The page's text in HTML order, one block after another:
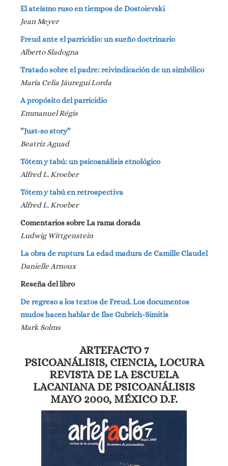
El ateísmo ruso en tiempos de Dostoievski
Jean Meyer
Freud ante el parricidio: un sueño doctrinario
Alberto Sladogna
Tratado sobre el padre: reivindicación de un simbólico
María Celia Jáuregui Lorda
A propósito del parricidio
Emmanuel Régis
”Just-so story”
Beatriz Aguad
Tótem y tabú: un psicoanálisis etnológico
Alfred L. Kroeber
Tótem y tabú en retrospectiva
Alfred L. Kroeber
Comentarios sobre La rama dorada
Ludwig Wittgenstein
La obra de ruptura La edad madura de Camille Claudel
Danielle Arnoux
Reseña del libro
De regreso a los textos de Freud. Los documentos
mudos hacen hablar de Ilse Gubrich-Simitis
Mark Solms
ARTEFACTO 7
PSICOANÁLISIS, CIENCIA, LOCURA
REVISTA DE LA ESCUELA
LACANIANA DE PSICOANÁLISIS
MAYO 2000, MÉXICO D.F.